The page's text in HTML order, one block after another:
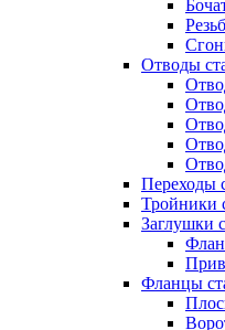
Отводы
Переходы
Тройники
Заглушки
Фланцы